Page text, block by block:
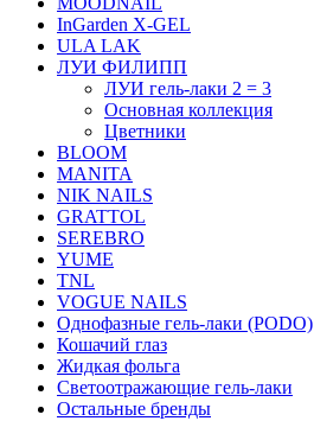
InGarden X-GEL
ULA LAK
ЛУИ ФИЛИПП
ЛУИ гель-лаки 2 = 3
Основная коллекция
Цветники
BLOOM
MANITA
NIK NAILS
GRATTOL
SEREBRO
YUME
TNL
VOGUE NAILS
Однофазные гель-лаки (PODO)
Кошачий глаз
Жидкая фольга
Светоотражающие гель-лаки
Остальные бренды